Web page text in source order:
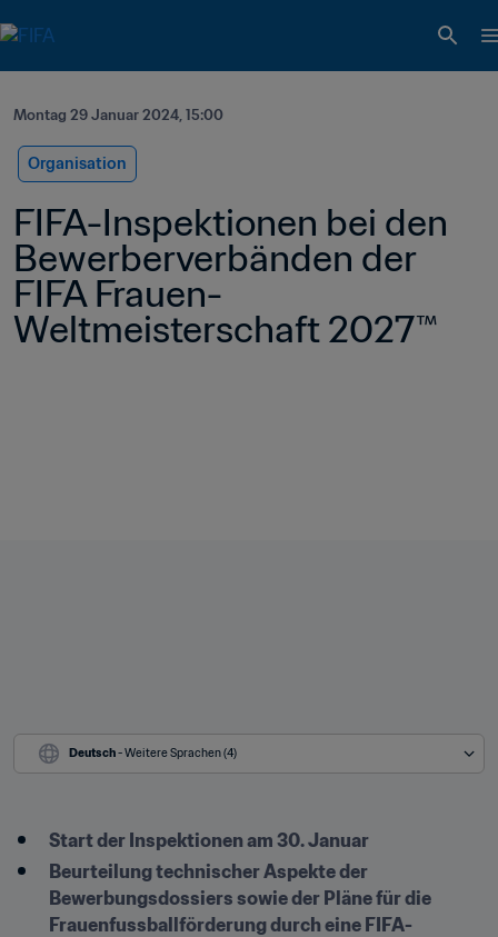
Montag 29 Januar 2024, 15:00
Organisation
FIFA-Inspektionen bei den
Bewerberverbänden der
FIFA Frauen-
Weltmeisterschaft 2027™
Deutsch - Weitere Sprachen (4)
Start der Inspektionen am 30. Januar
Beurteilung technischer Aspekte der
Bewerbungsdossiers sowie der Pläne für die
Frauenfussballförderung durch eine FIFA-